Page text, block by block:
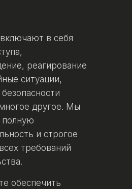
в себя
реагирование
ситуации,
другое. Мы
полную
и строгое
требований
обеспечить